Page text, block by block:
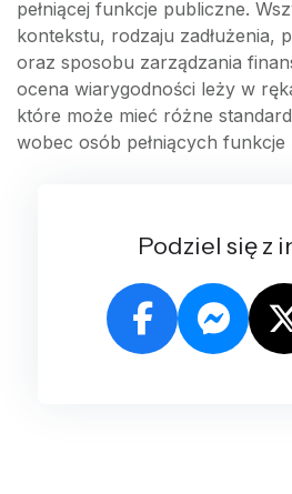
pełniącej funkcje publiczne.
kontekstu, rodzaju zadłużenia,
oraz sposobu zarządzania
ocena wiarygodności leży w
które może mieć różne
wobec osób pełniących funkcje
Podziel się z